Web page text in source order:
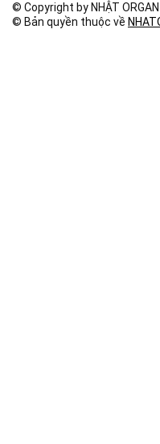
© Copyright by NHẬT
© Bản quyền thuộc về